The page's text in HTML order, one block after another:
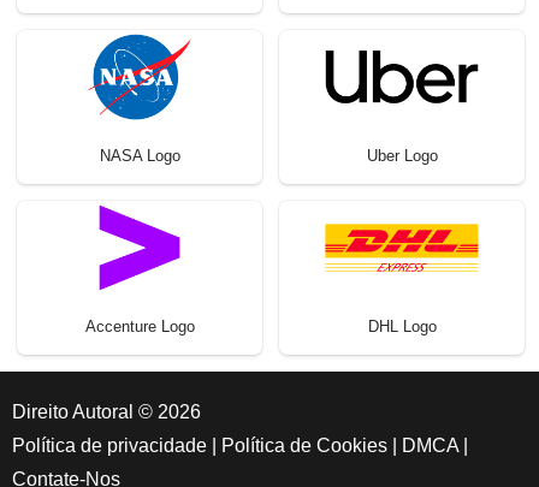
NASA Logo Uber Logo
Accenture Logo DHL Logo
Direito Autoral © 2026
Política de privacidade
Política de Cookies DMCA
Contate-Nos